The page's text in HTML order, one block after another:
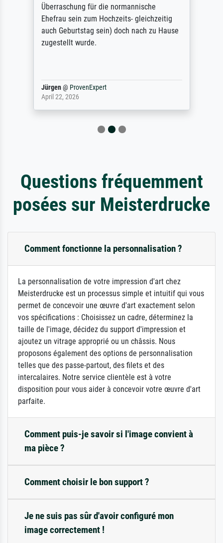
Überraschung für die normannische
Ehefrau sein zum Hochzeits- gleichzeitig
auch Geburtstag sein) doch nach zu Hause
zugestellt wurde.
Jürgen@ ProvenExpert
April 22, 2026
Questions fréquemment
posées sur Meisterdrucke
Comment fonctionne la personnalisation ?
La personnalisation de votre impression d'art chez
Meisterdrucke est un processus simple et intuitif qui vous
permet de concevoir une œuvre d'art exactement selon
vos spécifications : Choisissez un cadre, déterminez la
taille de l'image, décidez du support d'impression et
ajoutez un vitrage approprié ou un châssis. Nous
proposons également des options de personnalisation
telles que des passe-partout, des filets et des
intercalaires. Notre service clientèle est à votre
disposition pour vous aider à concevoir votre œuvre d'art
parfaite.
Comment puis-je savoir si l'image convient à
ma pièce ?
Comment choisir le bon support ?
Je ne suis pas sûr d'avoir configuré mon
image correctement !